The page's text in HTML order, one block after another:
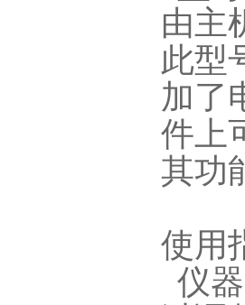
由主
此型
加了
件上
其功
使用
仪